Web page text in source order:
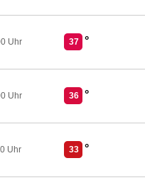
Uhr 37 °
Uhr 36 °
Uhr 33 °